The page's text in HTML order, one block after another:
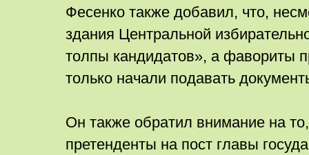
Фесенко также добавил, что,
здания Центральной
толпы кандидатов», а фавориты
только начали подавать
Он также обратил внимание на
претенденты на пост главы